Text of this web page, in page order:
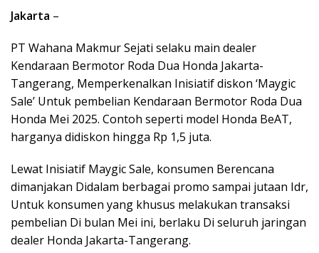
Jakarta –
PT Wahana Makmur Sejati selaku main dealer
Kendaraan Bermotor Roda Dua Honda Jakarta-
Tangerang, Memperkenalkan Inisiatif diskon ‘Maygic
Sale’ Untuk pembelian Kendaraan Bermotor Roda Dua
Honda Mei 2025. Contoh seperti model Honda BeAT,
harganya didiskon hingga Rp 1,5 juta.
Lewat Inisiatif Maygic Sale, konsumen Berencana
dimanjakan Didalam berbagai promo sampai jutaan Idr,
Untuk konsumen yang khusus melakukan transaksi
pembelian Di bulan Mei ini, berlaku Di seluruh jaringan
dealer Honda Jakarta-Tangerang.